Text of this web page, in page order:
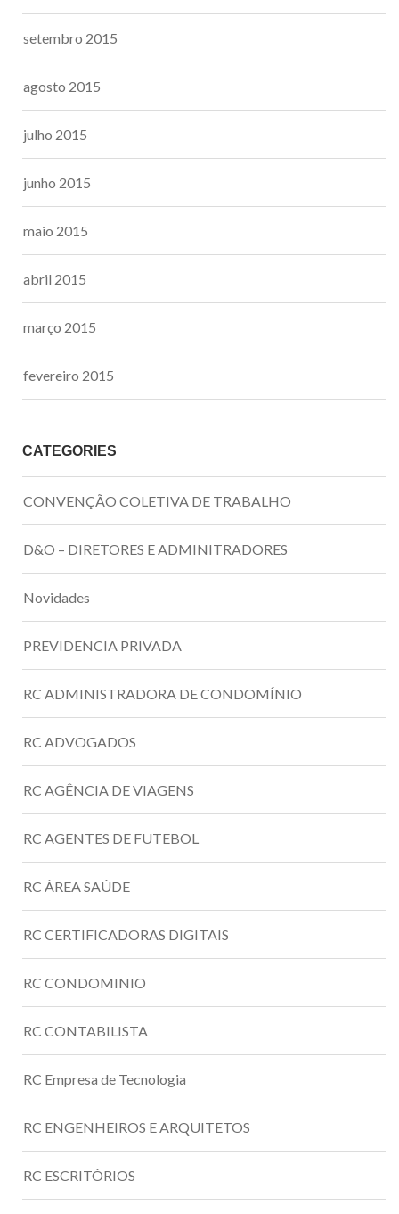
setembro 2015
agosto 2015
julho 2015
junho 2015
maio 2015
abril 2015
março 2015
fevereiro 2015
CATEGORIES
CONVENÇÃO COLETIVA DE TRABALHO
D&O – DIRETORES E ADMINITRADORES
Novidades
PREVIDENCIA PRIVADA
RC ADMINISTRADORA DE CONDOMÍNIO
RC ADVOGADOS
RC AGÊNCIA DE VIAGENS
RC AGENTES DE FUTEBOL
RC ÁREA SAÚDE
RC CERTIFICADORAS DIGITAIS
RC CONDOMINIO
RC CONTABILISTA
RC Empresa de Tecnologia
RC ENGENHEIROS E ARQUITETOS
RC ESCRITÓRIOS